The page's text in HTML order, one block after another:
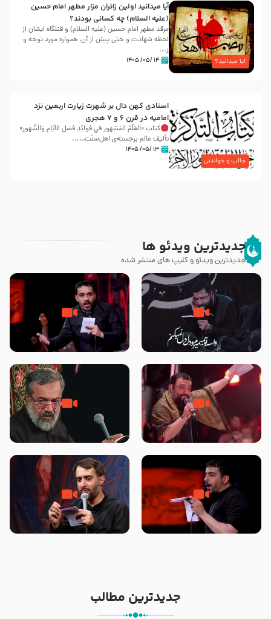
آیا میدانید؟
آیا میدانید اولین زائران مزار مطهر امام حسین
(علیه السلام) چه کسانی بودند؟
مرقد مطهر امام حسین (علیه السلام) و قتلگاه ایشان از
لحظه شهادت و حتی پیش از آن، همواره مورد توجه و
ز...
۱۴ /۰۵/ ۱۴۰۵
جالب و خواندنی
اسنادی کهن دال بر شهرت زیارت اربعین نزد
امامیه در قرن ۶ و ۷ هجری
کتاب «العَلَمُ المَشهور في فَوائِدِ فَضلِ الأيّامِ وَالشُّهورِ»
تألیف عالم برجسته‌ی اهل‌سنّت…...
۱۳ /۰۵/ ۱۴۰۵
جدیدترین ویدئو ها
جدیدترین ویدئو و کلیپ های منتشر شده
مصداق کربلا – حاج حسین سیب
سرخی
شور ، حسینا! به‌ حق زهرا «أُنْظُرْ
إِلَینا» – عزاداری شب هفتم ماه
جانا جانا ابی عبدالله – کربلایی جواد
مقدم – شب هشتم محرم 1448 –
مادر منم مثل تو خمیدم – حاج
محمود کریمی – شهادت حضرت
هیئت رایة العباس علیه السلام
تک ، عبّاس، صاحب دل‌هاست –
حاج حنیف طاهری – عزاداری شب
من غلام نوکراتم من عاشق کربلاتم
– شور زمینه – شب هفتم – محرم
جدیدترین مطالب